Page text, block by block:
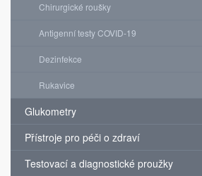
Chirurgické roušky
Antigenní testy COVID-19
Dezinfekce
Rukavice
Glukometry
Přístroje pro péči o zdraví
Testovací a diagnostické proužky